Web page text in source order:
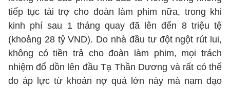
tiếp tục tài trợ cho đoàn làm phim nữa, trong khi
kinh phí sau 1 tháng quay đã lên đến 8 triệu tệ
(khoảng 28 tỷ VND). Do nhà đầu tư đột ngột rút lui,
không có tiền trả cho đoàn làm phim, mọi trách
nhiệm đổ dồn lên đầu Tạ Thần Dương và rất có thể
do áp lực từ khoản nợ quá lớn này mà nam đạo